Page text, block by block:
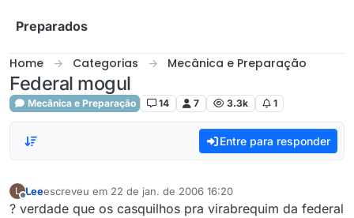
Preparados
Home Categorias Mecânica e Preparação
Federal mogul
Mecânica e Preparação 14 7 3.3k 1
Entre para responder
L
Offline
Leeescreveu em 22 de jan. de 2006 16:20
última edição por
? verdade que os casquilhos pra virabrequim da federal